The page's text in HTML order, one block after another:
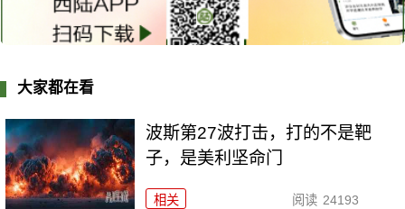
大家都在看
波斯第27波打击，打的不是靶
子，是美利坚命门
相关 阅读 24193